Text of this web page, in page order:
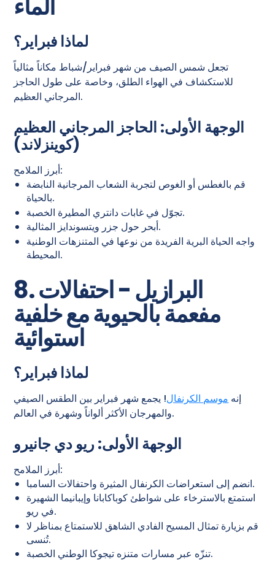
تجعل شمس الصيف من شهر فبراير/شباط مكاناً مثالياً
للاستكشاف في الهواء الطلق، وخاصة على طول الحاجز
المرجاني العظيم.
الوجهة الأولى: الحاجز المرجاني العظيم
أبرز الملامح:
قم بالغطس أو الغوص لتجربة الشعاب المرجانية النابضة
بالحياة.
تجوّل في غابات دانتري المطيرة الخصبة.
أبحر حول جزر ويتسوندايز المثالية.
واجه الحياة البرية الفريدة من نوعها في المتنزهات الوطنية
المحيطة.
8. البرازيل - احتفالات
مفعمة بالحيوية مع خلفية
إنه موسم الكرنفال! يجمع شهر فبراير بين الطقس الصيفي
والمهرجان الأكثر ألواناً وشهرة في العالم.
أبرز الملامح:
انضم إلى استعراضات الكرنفال المثيرة واحتفالات السامبا.
استمتع بالاسترخاء على شواطئ كوباكابانا وإيبانيما الشهيرة
في ريو.
قم بزيارة تمثال المسيح الفادي الشاهق للاستمتاع بمناظر لا
تُنسى.
تنزّه عبر مسارات متنزه تيجوكا الوطني الخصبة.